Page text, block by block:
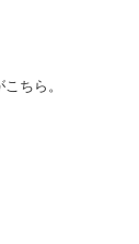
ちら。